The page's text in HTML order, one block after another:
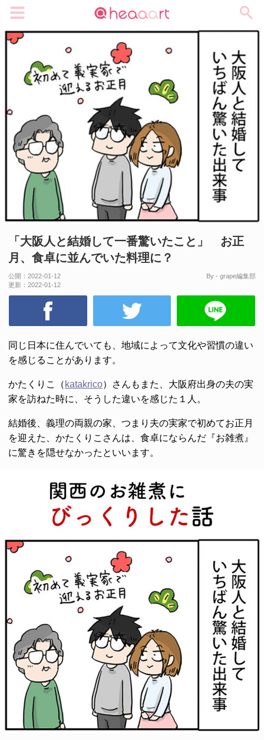
「大阪人と結婚して一番驚いたこと」 お正
月、食卓に並んでいた料理に？
公開： 2022-01-12
更新： 2022-01-12
By - grape編集部
同じ日本に住んでいても、地域によって文化や習慣の違い
を感じることがあります。
かたくりこ（ katakrico）さんもまた、大阪府出身の夫の実
家を訪ねた時に、そうした違いを感じた１人。
結婚後、義理の両親の家、つまり夫の実家で初めてお正月
を迎えた、かたくりこさんは、食卓にならんだ『お雑煮』
に驚きを隠せなかったといいます。